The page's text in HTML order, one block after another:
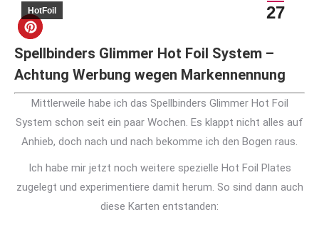
27
HotFoil
Spellbinders Glimmer Hot Foil System –
Achtung Werbung wegen Markennennung
Mittlerweile habe ich das Spellbinders Glimmer Hot Foil
System schon seit ein paar Wochen. Es klappt nicht alles auf
Anhieb, doch nach und nach bekomme ich den Bogen raus.
Ich habe mir jetzt noch weitere spezielle Hot Foil Plates
zugelegt und experimentiere damit herum. So sind dann auch
diese Karten entstanden: